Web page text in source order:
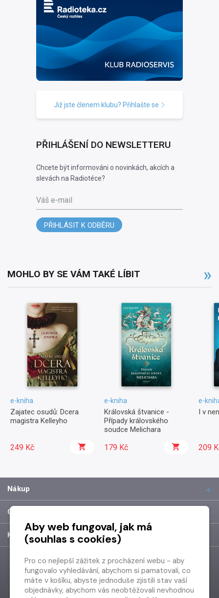
Již jste členem klubu? Přihlašte se
PŘIHLÁŠENÍ DO NEWSLETTERU
Chcete být informováni o novinkách, akcích a
slevách na Radiotéce?
Váš e-mail
PŘIHLÁSIT K ODBĚRU
MOHLO BY SE VÁM TAKÉ LÍBIT
e-kniha
Zajatec osudů: Dcera
magistra Kelleyho
249 Kč
e-kniha
Královská štvanice -
Případy královského
soudce Melichara
179 Kč
e-
I v
209
Nákup
O společnosti
Kontakt
Aby web fungoval, jak má
(souhlas s cookies)
Pro co nejlepší zážitek z procházení webu - aby
fungovalo vyhledávání, abychom si pamatovali, co
máte v košíku, abyste jednoduše zjistili stav vaší
objednávky, abychom vás neobtěžovali nevhodnou